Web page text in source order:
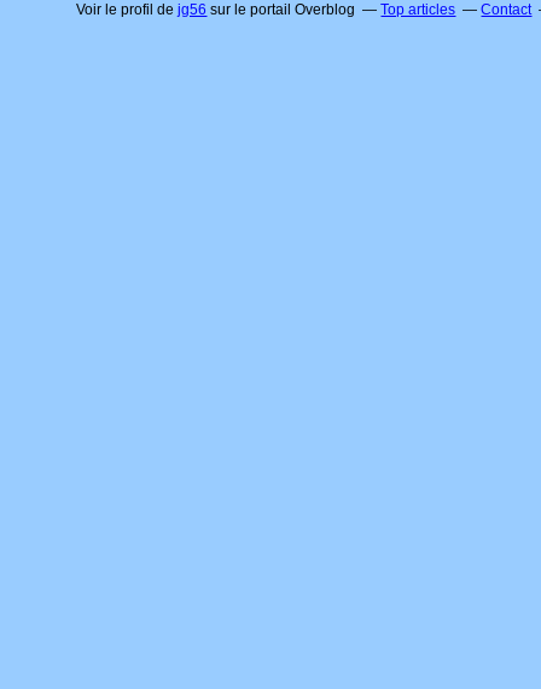
Voir le profil dejg56 sur le portail Overblog Top articles Contact